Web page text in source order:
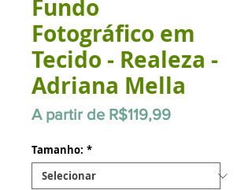
Fundo
Fotográfico em
Tecido - Realeza -
Adriana Mella
A partir de R$119,99Preço
Tamanho: *